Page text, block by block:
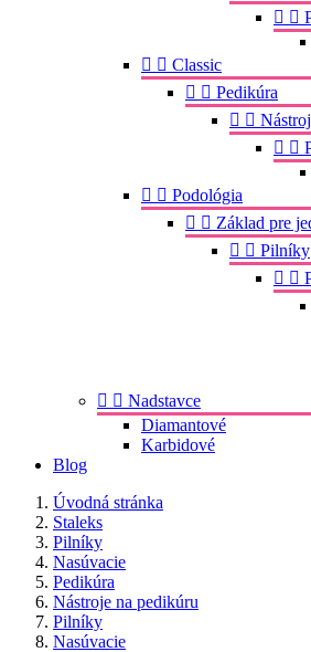
 
  Classic
  Pedikúra
 
 
  Podológia
  Základ pre
  Pilníky
 
  Nadstavce
Diamantové
Karbidové
Blog
Úvodná stránka
Staleks
Pilníky
Nasúvacie
Pedikúra
Nástroje na pedikúru
Pilníky
Nasúvacie